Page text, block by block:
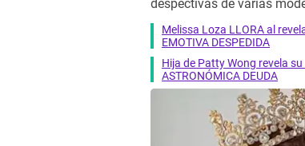
despectivas de varias
Melissa Loza LLORA al
EMOTIVA DESPEDIDA
Hija de Patty Wong revela
ASTRONÓMICA DEUDA